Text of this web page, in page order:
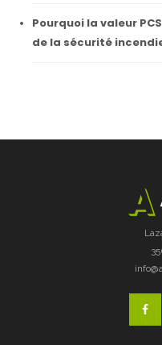
Pourquoi la valeur
de la sécurité